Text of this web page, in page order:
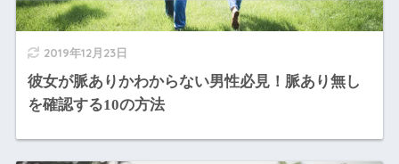
2019年12月23日
彼女が脈ありかわからない男性必見！脈あり無し
を確認する10の方法